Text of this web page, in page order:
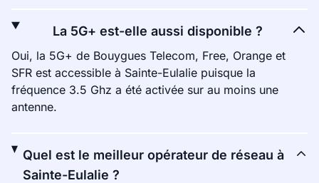
La 5G+ est-elle aussi disponible ?
Oui, la 5G+ de Bouygues Telecom, Free, Orange et
SFR est accessible à Sainte-Eulalie puisque la
fréquence 3.5 Ghz a été activée sur au moins une
antenne.
Quel est le meilleur opérateur de réseau à
Sainte-Eulalie ?